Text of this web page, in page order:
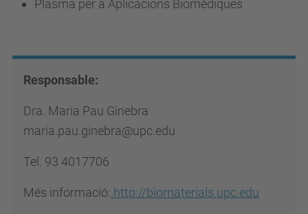
Plasma per a Aplicacions Biomèdiques
Responsable:
Dra. Maria Pau Ginebra
maria.pau.ginebra@upc.edu
Tel. 93 4017706
Més informació: http://biomaterials.upc.edu